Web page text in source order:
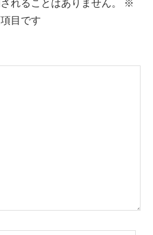
れることはありません。
※
目です